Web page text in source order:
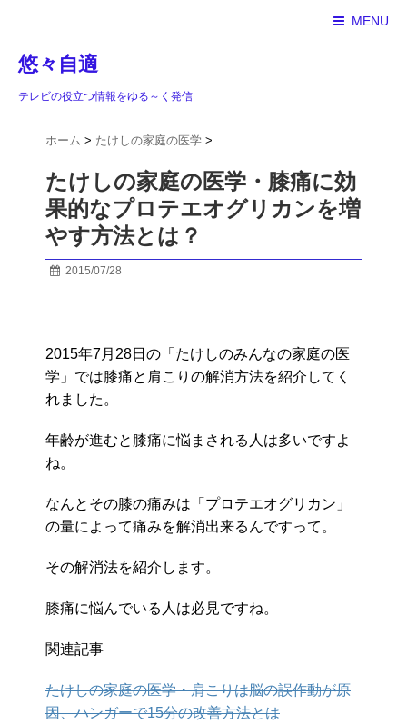
MENU
悠々自適
テレビの役立つ情報をゆる～く発信
ホーム > たけしの家庭の医学 >
たけしの家庭の医学・膝痛に効
果的なプロテエオグリカンを増
やす方法とは？
2015/07/28
2015年7月28日の「たけしのみんなの家庭の医
学」では膝痛と肩こりの解消方法を紹介してく
れました。
年齢が進むと膝痛に悩まされる人は多いですよ
ね。
なんとその膝の痛みは「プロテエオグリカン」
の量によって痛みを解消出来るんですって。
その解消法を紹介します。
膝痛に悩んでいる人は必見ですね。
関連記事
たけしの家庭の医学・肩こりは脳の誤作動が原
因、ハンガーで15分の改善方法とは